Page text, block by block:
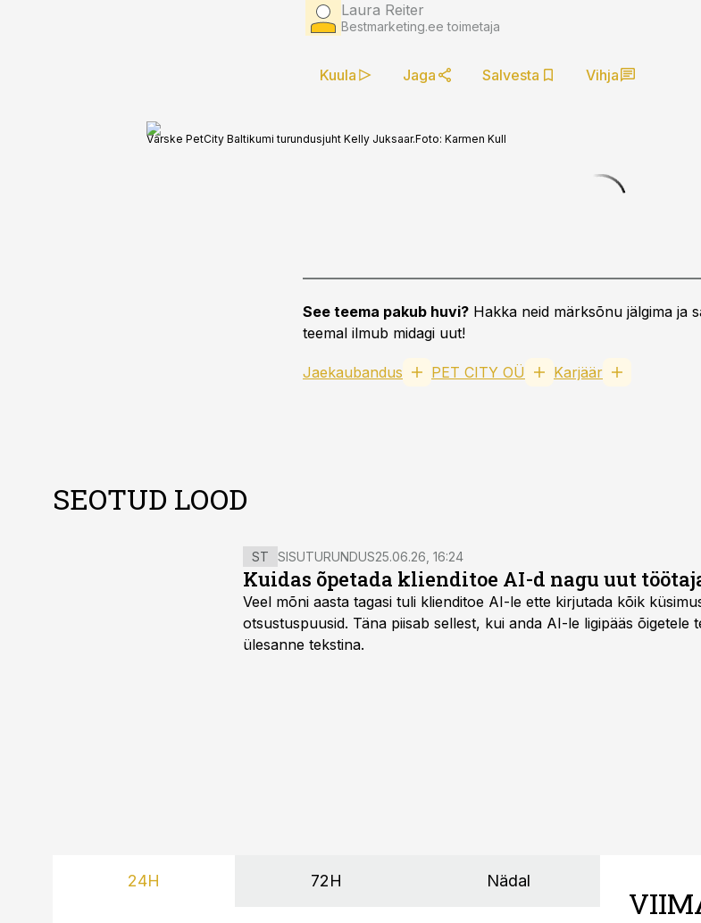
Laura Reiter
Bestmarketing.ee toimetaja
Kuula Jaga Salvesta Vihja
Värske PetCity Baltikumi turundusjuht Kelly Juksaar.Foto: Karmen Kull
See teema pakub huvi? Hakka neid märksõnu jälgima ja
teemal ilmub midagi uut!
Jaekaubandus PET CITY OÜ Karjäär
SEOTUD LOOD
ST SISUTURUNDUS25.06.26, 16:24
Kuidas õpetada klienditoe AI-d nagu uut
Veel mõni aasta tagasi tuli klienditoe AI-le ette kirjutada kõik
otsustuspuusid. Täna piisab sellest, kui anda AI-le ligipääs õigetele
ülesanne tekstina.
24H 72H Nädal